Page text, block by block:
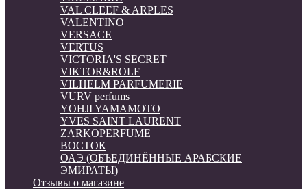
VAL CLEEF & ARPLES
VALENTINO
VERSACE
VERTUS
VICTORIA'S SECRET
VIKTOR&ROLF
VILHELM PARFUMERIE
VURV perfums
YOHJI YAMAMOTO
YVES SAINT LAURENT
ZARKOPERFUME
ВОСТОК
ОАЭ (ОБЪЕДИНЁННЫЕ АРАБСКИЕ
ЭМИРАТЫ)
Отзывы о магазине